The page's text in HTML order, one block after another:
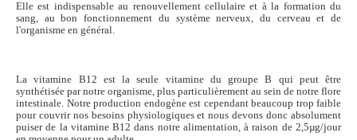
Elle est indispensable au renouvellement cellulaire et à la formation du
sang, au bon fonctionnement du système nerveux, du cerveau et de
l'organisme en général.
La vitamine B12 est la seule vitamine du groupe B qui peut être
synthétisée par notre organisme, plus particulièrement au sein de notre flore
intestinale. Notre production endogène est cependant beaucoup trop faible
pour couvrir nos besoins physiologiques et nous devons donc absolument
puiser de la vitamine B12 dans notre alimentation, à raison de 2,5µg/jour